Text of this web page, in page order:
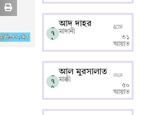
০
৭
৬
আদ দাহর
মাদানী
৩১
আয়াত
০
৭
৭
আল মুরসালাত
মাক্কী
৫০
আয়াত